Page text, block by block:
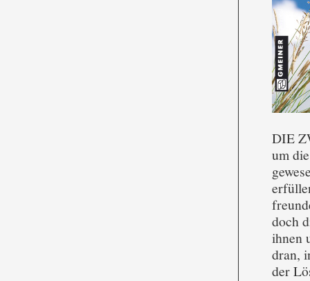
DIE
um
doch
ihnen
dran,
der